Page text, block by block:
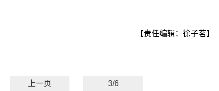
【责任编辑：徐子茗】
上一页 3/6